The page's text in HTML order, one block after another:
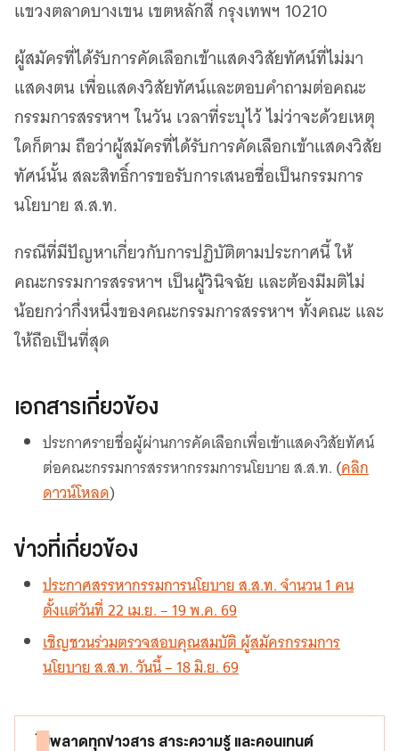
แขวงตลาดบางเขน เขตหลักสี่ กรุงเทพฯ 10210
ผู้สมัครที่ได้รับการคัดเลือกเข้าแสดงวิสัยทัศน์ที่ไม่มา
แสดงตน เพื่อแสดงวิสัยทัศน์และตอบคำถามต่อคณะ
กรรมการสรรหาฯ ในวัน เวลาที่ระบุไว้ ไม่ว่าจะด้วยเหตุ
ใดก็ตาม ถือว่าผู้สมัครที่ได้รับการคัดเลือกเข้าแสดงวิสัย
ทัศน์นั้น สละสิทธิ์การขอรับการเสนอชื่อเป็นกรรมการ
นโยบาย ส.ส.ท.
กรณีที่มีปัญหาเกี่ยวกับการปฏิบัติตามประกาศนี้ ให้
คณะกรรมการสรรหาฯ เป็นผู้วินิจฉัย และต้องมีมติไม่
น้อยกว่ากึ่งหนึ่งของคณะกรรมการสรรหาฯ ทั้งคณะ และ
ให้ถือเป็นที่สุด
เอกสารเกี่ยวข้อง
ประกาศรายชื่อผู้ผ่านการคัดเลือกเพื่อเข้าแสดงวิสัยทัศน์
ต่อคณะกรรมการสรรหากรรมการนโยบาย ส.ส.ท. (คลิก
ดาวน์โหลด)
ข่าวที่เกี่ยวข้อง
ประกาศสรรหากรรมการนโยบาย ส.ส.ท. จำนวน 1 คน
ตั้งแต่วันที่ 22 เม.ย. – 19 พ.ค. 69
เชิญชวนร่วมตรวจสอบคุณสมบัติ ผู้สมัครกรรมการ
นโยบาย ส.ส.ท. วันนี้ – 18 มิ.ย. 69
ไม่พลาดทุกข่าวสาร สาระความรู้ และคอนเทนต์